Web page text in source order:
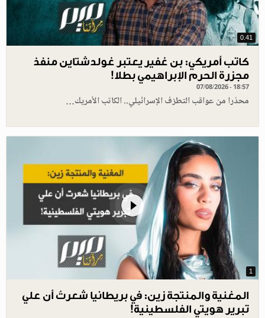
0.41
كاتب أمريكي: بن غفير يعتبر غولدشتاين منفذ
مجزرة الحرم الإبراهيمي بطلا!
07/08/2026 - 18:57
محذرا من عواقب التطرّف الإسرائيلي.. الكاتب الأمريك…
1
المغنية والمنتجة زين: في بريطانيا شعرتُ أن علي
تبرير هويتي الفلسطينية!